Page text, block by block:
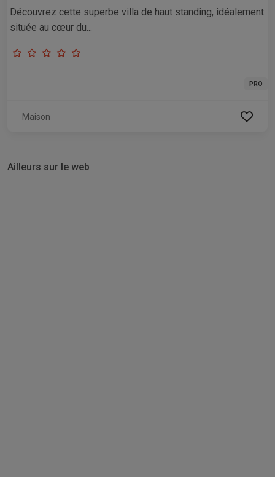
Découvrez cette superbe villa de haut standing, idéalement
située au cœur du...
PRO
Maison
Ailleurs sur le web